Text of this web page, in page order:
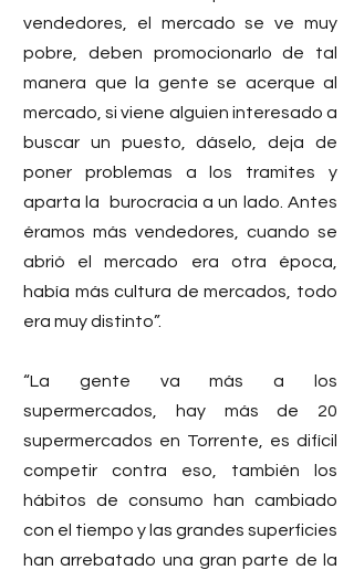
vendedores, el mercado se ve muy
pobre, deben promocionarlo de tal
manera que la gente se acerque al
mercado, si viene alguien interesado a
buscar un puesto, dáselo, deja de
poner problemas a los tramites y
aparta la  burocracia a un lado. Antes
éramos más vendedores, cuando se
abrió el mercado era otra época,
había más cultura de mercados, todo
era muy distinto”.
“La gente va más a los
supermercados, hay más de 20
supermercados en Torrente, es difícil
competir contra eso, también los
hábitos de consumo han cambiado
con el tiempo y las grandes superficies
han arrebatado una gran parte de la